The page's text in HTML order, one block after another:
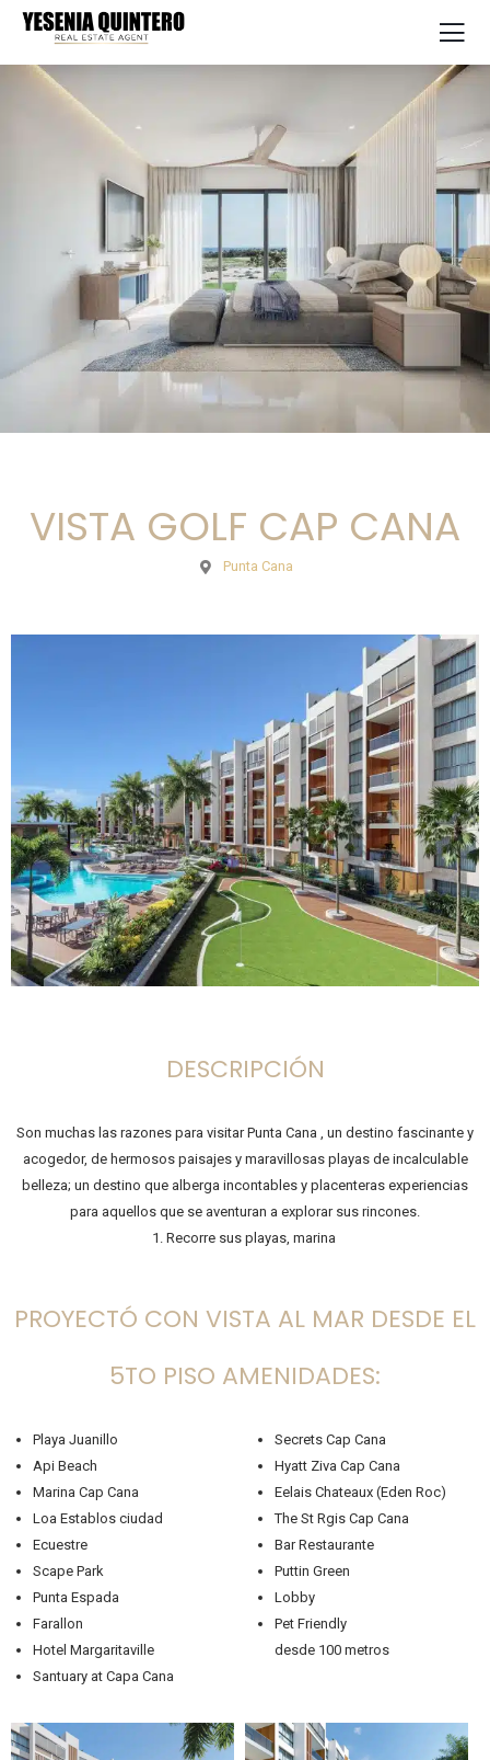
VISTA GOLF CAP CANA
Punta Cana
DESCRIPCIÓN
Son muchas las razones para visitar Punta Cana , un destino fascinante y
acogedor, de hermosos paisajes y maravillosas playas de incalculable
belleza; un destino que alberga incontables y placenteras experiencias
para aquellos que se aventuran a explorar sus rincones.
1. Recorre sus playas, marina
PROYECTÓ CON VISTA AL MAR DESDE EL
5TO PISO AMENIDADES:
Playa Juanillo
Api Beach
Marina Cap Cana
Loa Establos ciudad
Ecuestre
Scape Park
Punta Espada
Farallon
Hotel Margaritaville
Santuary at Capa Cana
Secrets Cap Cana
Hyatt Ziva Cap Cana
Eelais Chateaux (Eden Roc)
The St Rgis Cap Cana
Bar Restaurante
Puttin Green
Lobby
Pet Friendly
desde 100 metros